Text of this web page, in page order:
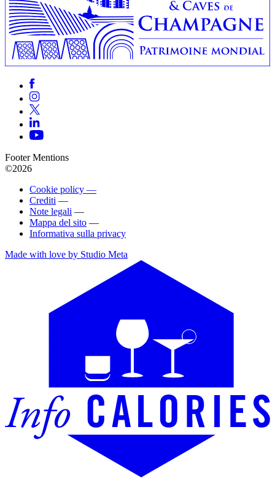
Footer Mentions
©2026
Cookie policy —
Crediti —
Note legali —
Mappa del sito —
Informativa sulla privacy
Made with love by Studio Meta